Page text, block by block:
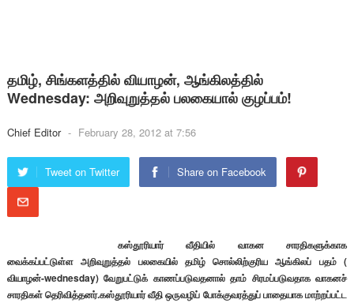
தமிழ், சிங்களத்தில் வியாழன், ஆங்கிலத்தில்
Wednesday: அறிவுறுத்தல் பலகையால் குழப்பம்!
Chief Editor - February 28, 2012 at 7:56
Tweet on Twitter Share on Facebook
கஸ்தூரியார் வீதியில் வாகன சாரதிகளுக்காக
வைக்கப்பட்டுள்ள அறிவுறுத்தல் பலகையில் தமிழ் சொல்லிற்குரிய ஆங்கிலப் பதம் (
வியாழன்-wednesday) வேறுபட்டுக் காணப்படுவதனால் தாம் சிரமப்படுவதாக வாகனச்
சாரதிகள் தெரிவித்தனர்.கஸ்தூரியார் வீதி ஒருவழிப் போக்குவரத்துப் பாதையாக மாற்றப்பட்ட